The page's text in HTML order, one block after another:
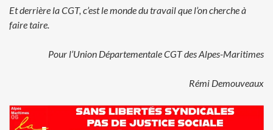
Et derrière la CGT, c’est le monde du travail que l’on cherche à
faire taire.
Pour l’Union Départementale CGT des Alpes-Maritimes
Rémi Demouveaux